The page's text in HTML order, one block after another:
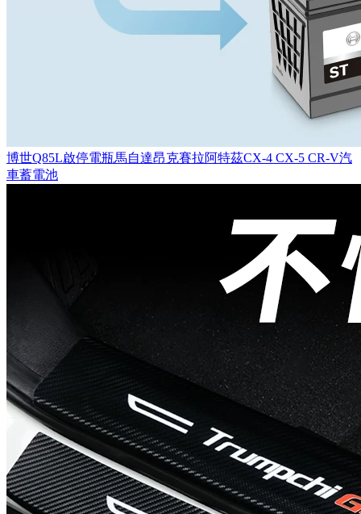
博世Q85L啟停電瓶馬自達昂克賽拉阿特茲CX-4 CX-5 CR-V汽
車蓄電池